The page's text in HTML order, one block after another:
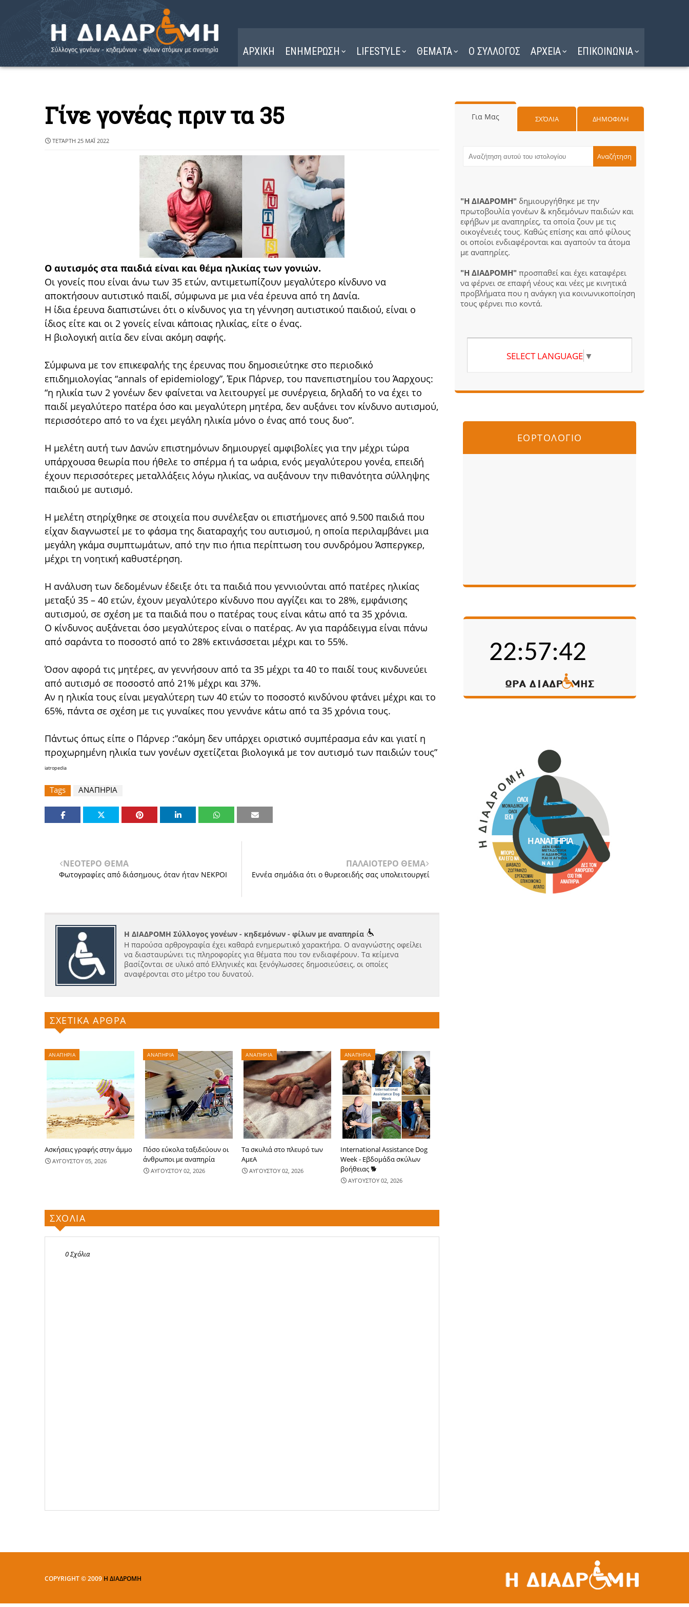
ΑΡΧΙΚΗ ΕΝΗΜΕΡΩΣΗ LIFESTYLE ΘΕΜΑΤΑ Ο ΣΥΛΛΟΓΟΣ ΑΡΧΕΙΑ ΕΠΙΚΟΙΝΩΝΙΑ
Γίνε γονέας πριν τα 35
ΤΕΤΆΡΤΗ 25 ΜΑΪ́ 2022
O αυτισμός στα παιδιά είναι και θέμα ηλικίας των γονιών.
Οι γονείς που είναι άνω των 35 ετών, αντιμετωπίζουν μεγαλύτερο κίνδυνο να
αποκτήσουν αυτιστικό παιδί, σύμφωνα με μια νέα έρευνα από τη Δανία.
Η ίδια έρευνα διαπιστώνει ότι ο κίνδυνος για τη γέννηση αυτιστικού παιδιού, είναι ο
ίδιος είτε και οι 2 γονείς είναι κάποιας ηλικίας, είτε ο ένας.
Η βιολογική αιτία δεν είναι ακόμη σαφής.
Σύμφωνα με τον επικεφαλής της έρευνας που δημοσιεύτηκε στο περιοδικό
επιδημιολογίας “annals of epidemiology”, Έρικ Πάρνερ, του πανεπιστημίου του Άαρχους:
“η ηλικία των 2 γονέων δεν φαίνεται να λειτουργεί με συνέργεια, δηλαδή το να έχει το
παιδί μεγαλύτερο πατέρα όσο και μεγαλύτερη μητέρα, δεν αυξάνει τον κίνδυνο αυτισμού,
περισσότερο από το να έχει μεγάλη ηλικία μόνο ο ένας από τους δυο”.
Η μελέτη αυτή των Δανών επιστημόνων δημιουργεί αμφιβολίες για την μέχρι τώρα
υπάρχουσα θεωρία που ήθελε το σπέρμα ή τα ωάρια, ενός μεγαλύτερου γονέα, επειδή
έχουν περισσότερες μεταλλάξεις λόγω ηλικίας, να αυξάνουν την πιθανότητα σύλληψης
παιδιού με αυτισμό.
Η μελέτη στηρίχθηκε σε στοιχεία που συνέλεξαν οι επιστήμονες από 9.500 παιδιά που
είχαν διαγνωστεί με το φάσμα της διαταραχής του αυτισμού, η οποία περιλαμβάνει μια
μεγάλη γκάμα συμπτωμάτων, από την πιο ήπια περίπτωση του συνδρόμου Άσπεργκερ,
μέχρι τη νοητική καθυστέρηση.
Η ανάλυση των δεδομένων έδειξε ότι τα παιδιά που γεννιούνται από πατέρες ηλικίας
μεταξύ 35 – 40 ετών, έχουν μεγαλύτερο κίνδυνο που αγγίζει και το 28%, εμφάνισης
αυτισμού, σε σχέση με τα παιδιά που ο πατέρας τους είναι κάτω από τα 35 χρόνια.
Ο κίνδυνος αυξάνεται όσο μεγαλύτερος είναι ο πατέρας. Αν για παράδειγμα είναι πάνω
από σαράντα το ποσοστό από το 28% εκτινάσσεται μέχρι και το 55%.
Όσον αφορά τις μητέρες, αν γεννήσουν από τα 35 μέχρι τα 40 το παιδί τους κινδυνεύει
από αυτισμό σε ποσοστό από 21% μέχρι και 37%.
Αν η ηλικία τους είναι μεγαλύτερη των 40 ετών το ποσοστό κινδύνου φτάνει μέχρι και το
65%, πάντα σε σχέση με τις γυναίκες που γεννάνε κάτω από τα 35 χρόνια τους.
Πάντως όπως είπε ο Πάρνερ :”ακόμη δεν υπάρχει οριστικό συμπέρασμα εάν και γιατί η
προχωρημένη ηλικία των γονέων σχετίζεται βιολογικά με τον αυτισμό των παιδιών τους”
iatropedia
Tags ΑΝΑΠΗΡΙΑ
ΝΕΟΤΕΡΟ ΘΕΜΑ
Φωτογραφίες από διάσημους, όταν ήταν ΝΕΚΡΟΙ
ΠΑΛΑΙΟΤΕΡΟ ΘΕΜΑ
Εννέα σημάδια ότι ο θυρεοειδής σας υπολειτουργεί
Η ΔΙΑΔΡΟΜΗ Σύλλογος γονέων - κηδεμόνων - φίλων με αναπηρία
Η παρούσα αρθρογραφία έχει καθαρά ενημερωτικό χαρακτήρα. Ο αναγνώστης οφείλει
να διασταυρώνει τις πληροφορίες για θέματα που τον ενδιαφέρουν. Τα κείμενα
βασίζονται σε υλικό από Ελληνικές και ξενόγλωσσες δημοσιεύσεις, οι οποίες
αναφέρονται στο μέτρο του δυνατού.
ΣΧΕΤΙΚΑ ΑΡΘΡΑ
ΑΝΑΠΗΡΙΑ
Ασκήσεις γραφής στην άμμο
ΑΥΓΟΥΣΤΟΥ 05, 2026
ΑΝΑΠΗΡΙΑ
Πόσο εύκολα ταξιδεύουν οι
άνθρωποι με αναπηρία
ΑΥΓΟΥΣΤΟΥ 02, 2026
ΑΝΑΠΗΡΙΑ
Τα σκυλιά στο πλευρό των
ΑμεΑ
ΑΥΓΟΥΣΤΟΥ 02, 2026
ΑΝΑΠΗΡΙΑ
International Assistance Dog
Week - Εβδομάδα σκύλων
βοήθειας 🐕
ΑΥΓΟΥΣΤΟΥ 02, 2026
ΣΧΟΛΙΑ
0 Σχόλια
Για Μας ΣΧΌΛΙΑ ΔΗΜΟΦΙΛΗ
"Η ΔΙΑΔΡΟΜΗ" δημιουργήθηκε με την
πρωτοβουλία γονέων & κηδεμόνων παιδιών και
εφήβων με αναπηρίες, τα οποία ζουν με τις
οικογένειές τους. Καθώς επίσης και από φίλους
οι οποίοι ενδιαφέρονται και αγαπούν τα άτομα
με αναπηρίες.
"Η ΔΙΑΔΡΟΜΗ" προσπαθεί και έχει καταφέρει
να φέρνει σε επαφή νέους και νέες με κινητικά
προβλήματα που η ανάγκη για κοινωνικοποίηση
τους φέρνει πιο κοντά.
SELECT LANGUAGE ▼
ΕΟΡΤΟΛΟΓΙΟ
COPYRIGHT © 2009 Η ΔΙΑΔΡΟΜΗ